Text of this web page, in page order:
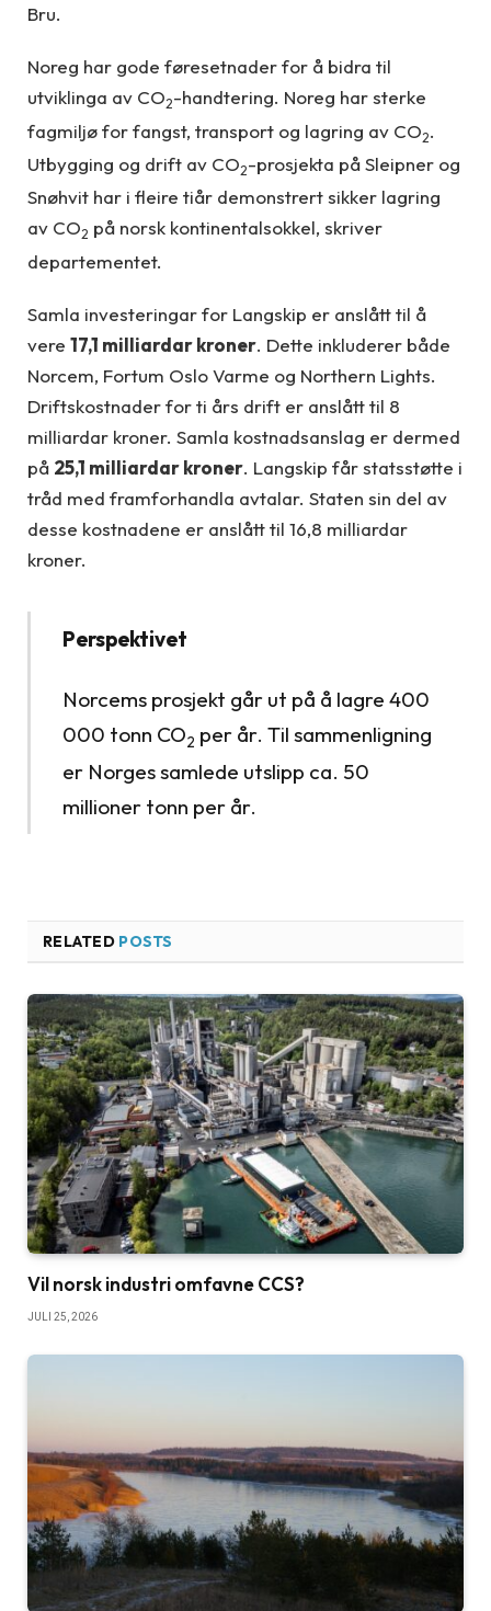
Bru.
Noreg har gode føresetnader for å bidra til
utviklinga av CO2-handtering. Noreg har sterke
fagmiljø for fangst, transport og lagring av CO2.
Utbygging og drift av CO2-prosjekta på Sleipner og
Snøhvit har i fleire tiår demonstrert sikker lagring
av CO2 på norsk kontinentalsokkel, skriver
departementet.
Samla investeringar for Langskip er anslått til å
vere 17,1 milliardar kroner. Dette inkluderer både
Norcem, Fortum Oslo Varme og Northern Lights.
Driftskostnader for ti års drift er anslått til 8
milliardar kroner. Samla kostnadsanslag er dermed
på 25,1 milliardar kroner. Langskip får statsstøtte i
tråd med framforhandla avtalar. Staten sin del av
desse kostnadene er anslått til 16,8 milliardar
kroner.
Perspektivet
Norcems prosjekt går ut på å lagre 400
000 tonn CO2 per år. Til sammenligning
er Norges samlede utslipp ca. 50
millioner tonn per år.
RELATED POSTS
Vil norsk industri omfavne CCS?
JULI 25, 2026